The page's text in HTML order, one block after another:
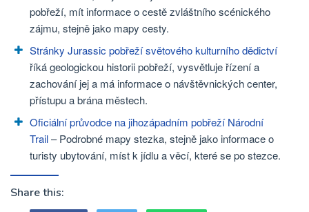
pobřeží, mít informace o cestě zvláštního scénického
zájmu, stejně jako mapy cesty.
Stránky Jurassic pobřeží světového kulturního dědictví
říká geologickou historii pobřeží, vysvětluje řízení a
zachování jej a má informace o návštěvnických center,
přístupu a brána městech.
Oficiální průvodce na jihozápadním pobřeží Národní
Trail– Podrobné mapy stezka, stejně jako informace o
turisty ubytování, míst k jídlu a věcí, které se po stezce.
Share this: